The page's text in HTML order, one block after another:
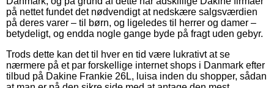
på nettet fundet det nødvendigt at nedskære salgsværdien
på deres varer – til børn, og ligeledes til herrer og damer –
betydeligt, og endda nogle gange byde på fragt uden gebyr.
Trods dette kan det til hver en tid være lukrativt at se
nærmere på et par forskellige internet shops i Danmark efter
tilbud på Dakine Frankie 26L, luisa inden du shopper, sådan